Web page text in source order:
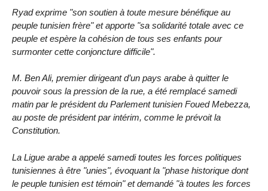
Ryad exprime "son soutien à toute mesure bénéfique au
peuple tunisien frère" et apporte "sa solidarité totale avec ce
peuple et espère la cohésion de tous ses enfants pour
surmonter cette conjoncture difficile".
M. Ben Ali, premier dirigeant d’un pays arabe à quitter le
pouvoir sous la pression de la rue, a été remplacé samedi
matin par le président du Parlement tunisien Foued Mebezza,
au poste de président par intérim, comme le prévoit la
Constitution.
La Ligue arabe a appelé samedi toutes les forces politiques
tunisiennes à être "unies", évoquant la "phase historique dont
le peuple tunisien est témoin" et demandé "à toutes les forces